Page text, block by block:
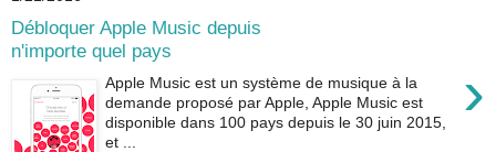
Débloquer Apple Music depuis
n'importe quel pays
›
Apple Music est un système de musique à la
demande proposé par Apple, Apple Music est
disponible dans 100 pays depuis le 30 juin 2015,
et ...